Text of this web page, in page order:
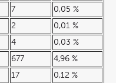
7
0,05 %
2
0,01 %
4
0,03 %
677
4,96 %
17
0,12 %